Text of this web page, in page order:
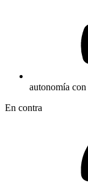
autonomía con
En contra